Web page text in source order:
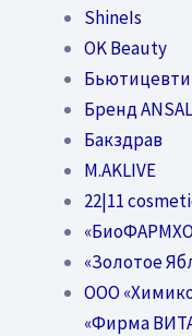
ShineIs
OK Beauty
Бренд
Бакздрав
M.AKLIVE
22|11
«Золотое
OOO
«Фирма